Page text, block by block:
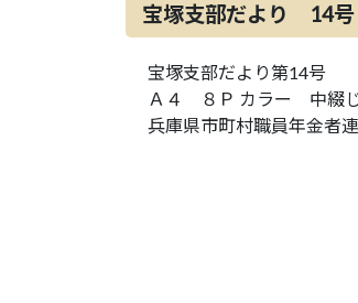
宝塚支部だより 14号
宝塚支部だより第14号
Ａ４ ８Ｐ カラー 中綴
兵庫県市町村職員年金者